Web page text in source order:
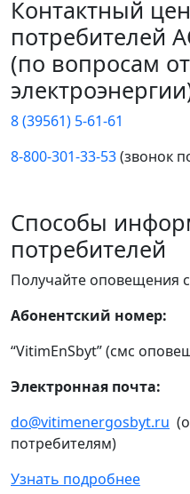
Контактный
потребителей
(по вопросам
8 (39561) 5-61-61
8-800-301-33-53(звонок
Способы
потребителей
Получайте оповещения
Абонентский номер:
“VitimEnSbyt” (смс
Электронная почта:
do@vitimenergosbyt.ru
потребителям)
Узнать подробнее